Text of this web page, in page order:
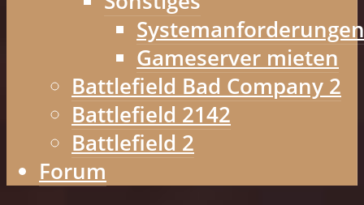
Systemanforderungen
Gameserver mieten
Battlefield Bad Company 2
Battlefield 2142
Battlefield 2
Forum